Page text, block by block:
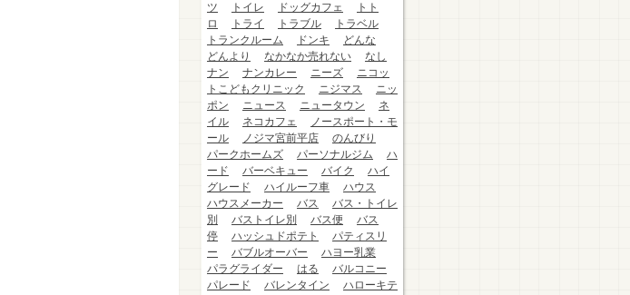
ツ
トイレ ドッグカフェ
トト
ロ
トライ トラブル
トラベル
トランクルーム
ドンキ
どんな
どんより
なかなか売れない
なし
ナン
ナンカレー ニーズ
ニコッ
トこどもクリニック
ニジマス
ニッ
ポン
ニュース ニュータウン
ネ
イル
ネコカフェ
ノースポート・モ
ール
ノジマ宮前平店
のんびり
パークホームズ
パーソナルジム
ハ
ード
バーベキュー バイク
ハイ
グレード
ハイルーフ車
ハウス
ハウスメーカー
バス
バス・トイレ
別
バストイレ別 バス便
バス
停
ハッシュドポテト
パティスリ
ー
バブルオーバー
ハヨー乳業
パラグライダー
はる
バルコニー
パレード
バレンタイン
ハローキテ